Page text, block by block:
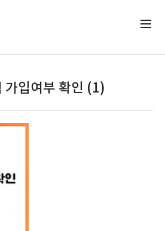
가입여부 확인 (1)